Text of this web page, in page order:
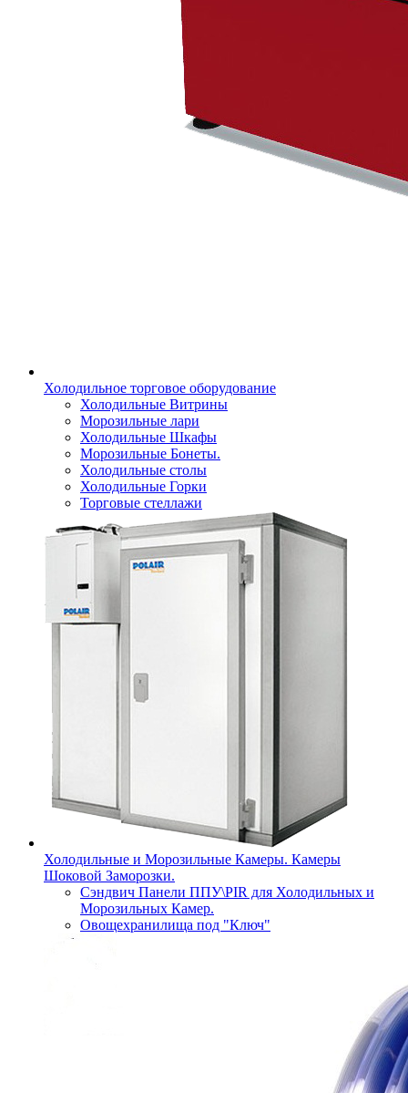
Холодильное торговое оборудование
Холодильные Витрины
Морозильные лари
Холодильные Шкафы
Морозильные Бонеты.
Холодильные столы
Холодильные Горки
Торговые стеллажи
Холодильные и Морозильные Камеры. Камеры
Шоковой Заморозки.
Сэндвич Панели ППУ\PIR для Холодильных и
Морозильных Камер.
Овощехранилища под "Ключ"